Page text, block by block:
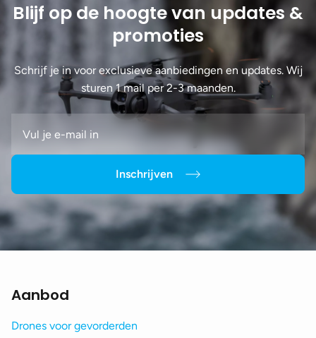
Blijf op de hoogte van updates &
promoties
Schrijf je in voor exclusieve aanbiedingen en updates. Wij
sturen 1 mail per 2-3 maanden.
Inschrijven
Aanbod
Drones voor gevorderden